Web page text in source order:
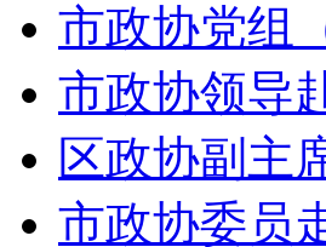
市政协党组
市政协领导
区政协副主
市政协委员